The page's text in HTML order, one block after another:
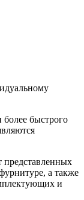
быстрого
представленных
а также
и